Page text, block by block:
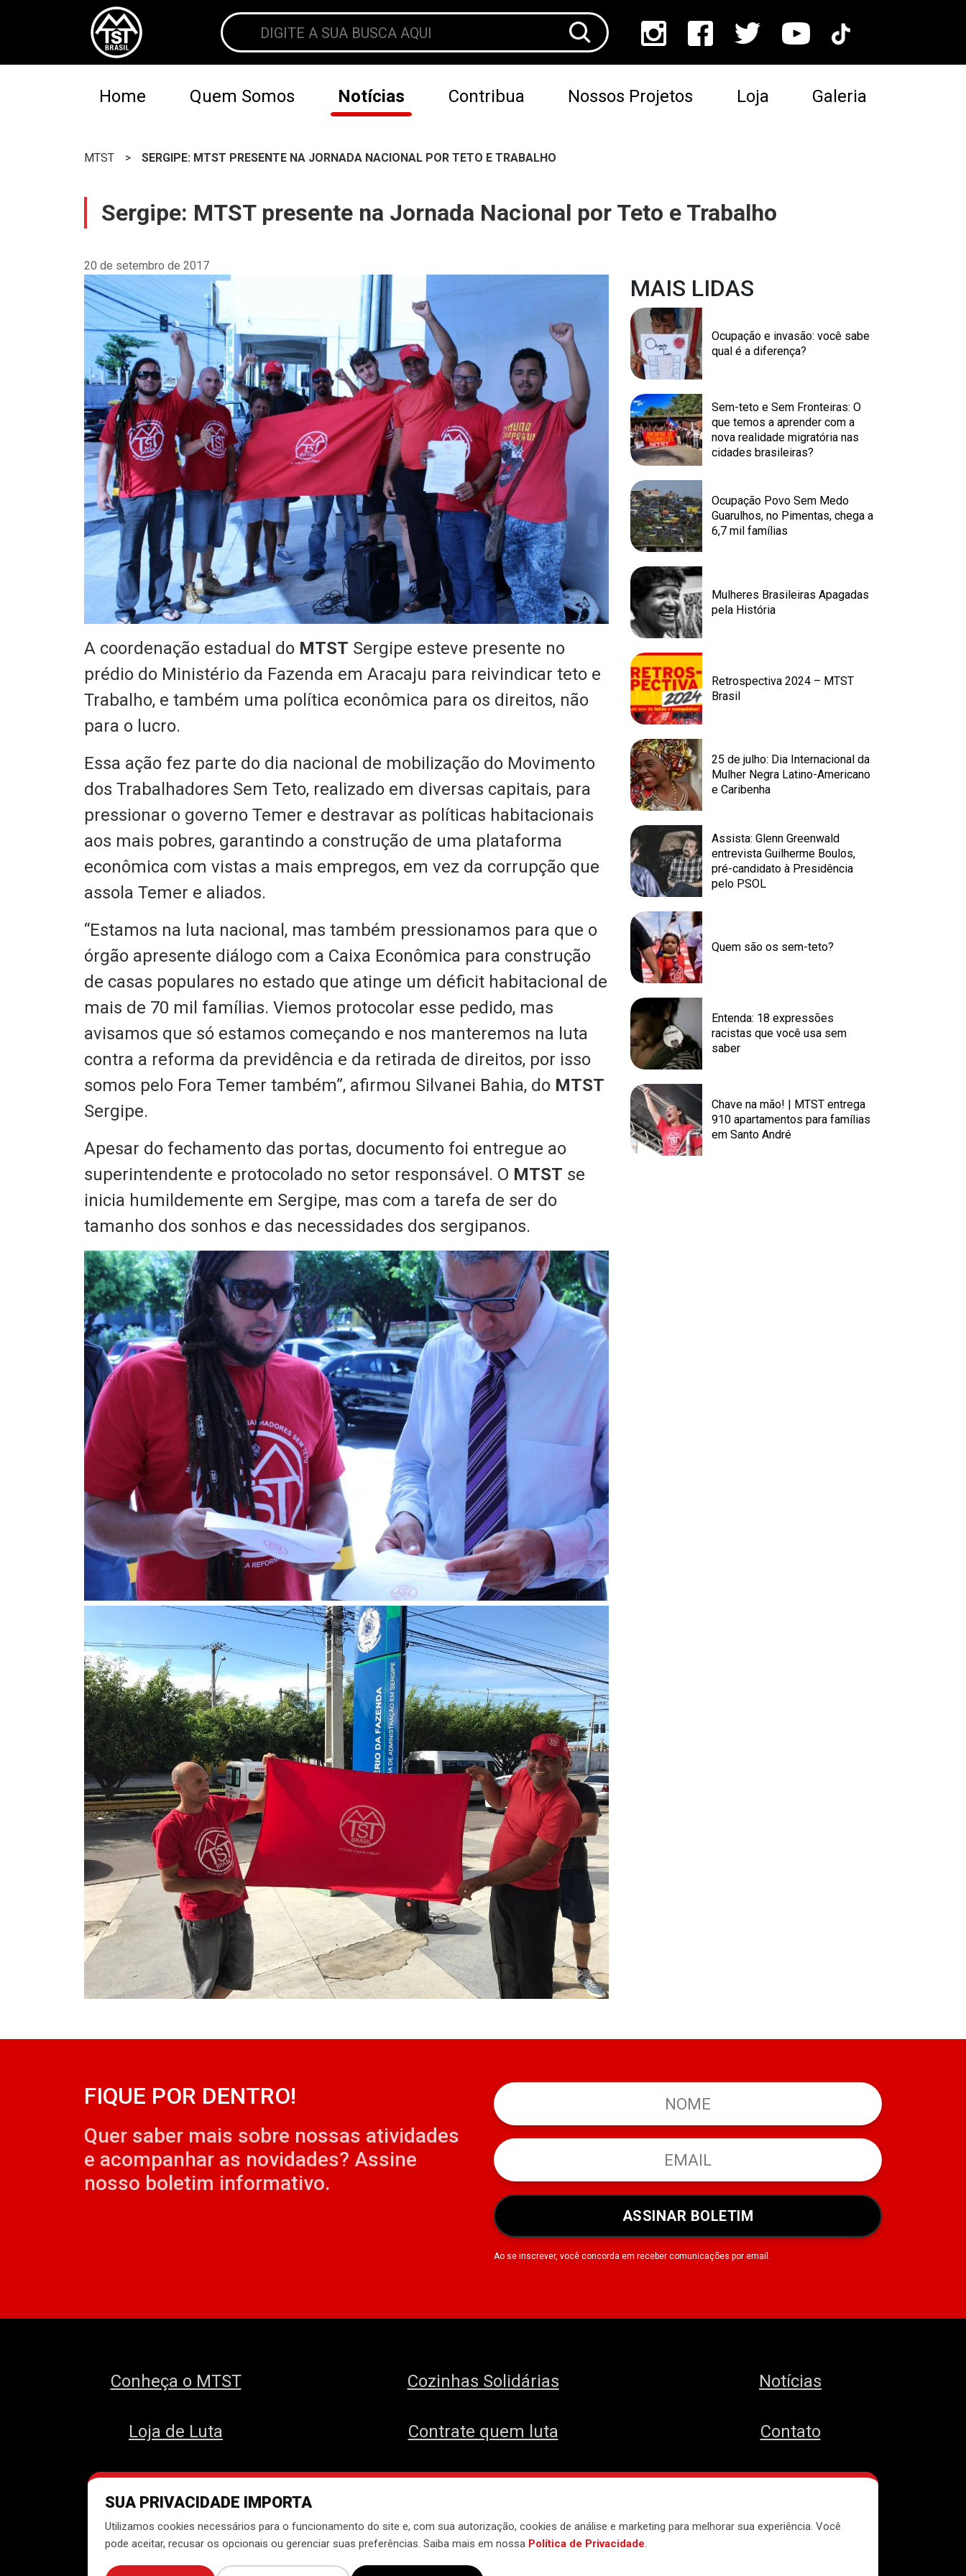
Home Quem Somos Notícias Contribua Nossos Projetos Loja Galeria
MTST > SERGIPE: MTST PRESENTE NA JORNADA NACIONAL POR TETO E TRABALHO
Sergipe: MTST presente na Jornada Nacional por Teto e Trabalho
20 de setembro de 2017
A coordenação estadual do MTST Sergipe esteve presente no
prédio do Ministério da Fazenda em Aracaju para reivindicar teto e
Trabalho, e também uma política econômica para os direitos, não
para o lucro.
Essa ação fez parte do dia nacional de mobilização do Movimento
dos Trabalhadores Sem Teto, realizado em diversas capitais, para
pressionar o governo Temer e destravar as políticas habitacionais
aos mais pobres, garantindo a construção de uma plataforma
econômica com vistas a mais empregos, em vez da corrupção que
assola Temer e aliados.
“Estamos na luta nacional, mas também pressionamos para que o
órgão apresente diálogo com a Caixa Econômica para construção
de casas populares no estado que atinge um déficit habitacional de
mais de 70 mil famílias. Viemos protocolar esse pedido, mas
avisamos que só estamos começando e nos manteremos na luta
contra a reforma da previdência e da retirada de direitos, por isso
somos pelo Fora Temer também”, afirmou Silvanei Bahia, do MTST
Sergipe.
Apesar do fechamento das portas, documento foi entregue ao
superintendente e protocolado no setor responsável. O MTST se
inicia humildemente em Sergipe, mas com a tarefa de ser do
tamanho dos sonhos e das necessidades dos sergipanos.
MAIS LIDAS
Ocupação e invasão: você sabe
qual é a diferença?
Sem-teto e Sem Fronteiras: O
que temos a aprender com a
nova realidade migratória nas
cidades brasileiras?
Ocupação Povo Sem Medo
Guarulhos, no Pimentas, chega a
6,7 mil famílias
Mulheres Brasileiras Apagadas
pela História
Retrospectiva 2024 – MTST
Brasil
25 de julho: Dia Internacional da
Mulher Negra Latino-Americano
e Caribenha
Assista: Glenn Greenwald
entrevista Guilherme Boulos,
pré-candidato à Presidência
pelo PSOL
Quem são os sem-teto?
Entenda: 18 expressões
racistas que você usa sem
saber
Chave na mão! | MTST entrega
910 apartamentos para famílias
em Santo André
SUA PRIVACIDADE IMPORTA
Utilizamos cookies necessários para o funcionamento do site e, com sua autorização, cookies de análise e marketing para melhorar sua experiência. Você
pode aceitar, recusar os opcionais ou gerenciar suas preferências. Saiba mais em nossa Política de Privacidade.
FIQUE POR DENTRO!
Quer saber mais sobre nossas atividades
e acompanhar as novidades? Assine
nosso boletim informativo.
ASSINAR BOLETIM
Ao se inscrever, você concorda em receber comunicações por email.
Conheça o MTST
Loja de Luta
Cozinhas Solidárias
Contrate quem luta
Notícias
Contato
Desenvolvido pelo